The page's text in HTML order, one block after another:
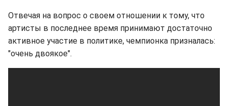
Отвечая на вопрос о своем отношении к тому, что
артисты в последнее время принимают достаточно
активное участие в политике, чемпионка призналась:
"очень двоякое".